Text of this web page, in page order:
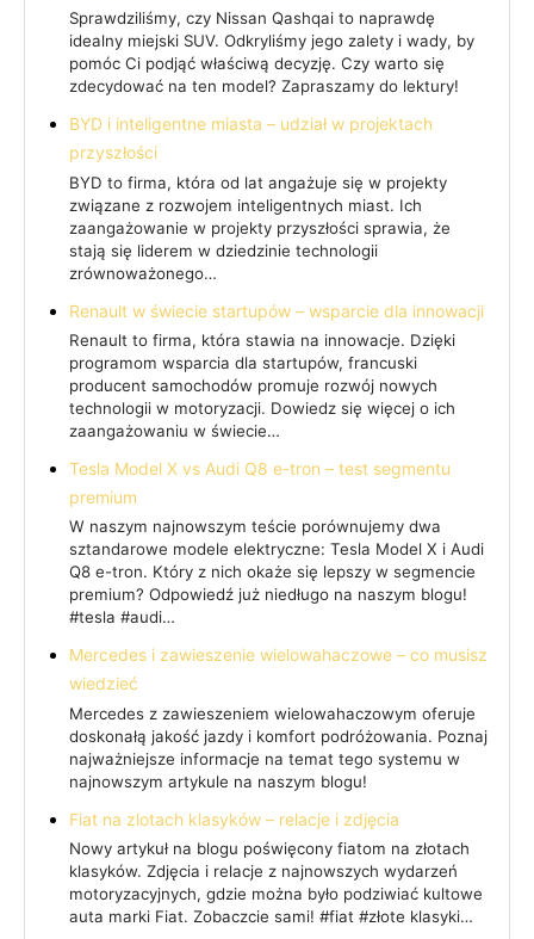
Sprawdziliśmy, czy Nissan Qashqai to naprawdę
idealny miejski SUV. Odkryliśmy jego zalety i wady, by
pomóc Ci podjąć właściwą decyzję. Czy warto się
zdecydować na ten model? Zapraszamy do lektury!
BYD i inteligentne miasta – udział w projektach
przyszłości
BYD to firma, która od lat angażuje się w projekty
związane z rozwojem inteligentnych miast. Ich
zaangażowanie w projekty przyszłości sprawia, że
stają się liderem w dziedzinie technologii
zrównoważonego…
Renault w świecie startupów – wsparcie dla innowacji
Renault to firma, która stawia na innowacje. Dzięki
programom wsparcia dla startupów, francuski
producent samochodów promuje rozwój nowych
technologii w motoryzacji. Dowiedz się więcej o ich
zaangażowaniu w świecie…
Tesla Model X vs Audi Q8 e-tron – test segmentu
premium
W naszym najnowszym teście porównujemy dwa
sztandarowe modele elektryczne: Tesla Model X i Audi
Q8 e-tron. Który z nich okaże się lepszy w segmencie
premium? Odpowiedź już niedługo na naszym blogu!
#tesla #audi…
Mercedes i zawieszenie wielowahaczowe – co musisz
wiedzieć
Mercedes z zawieszeniem wielowahaczowym oferuje
doskonałą jakość jazdy i komfort podróżowania. Poznaj
najważniejsze informacje na temat tego systemu w
najnowszym artykule na naszym blogu!
Fiat na zlotach klasyków – relacje i zdjęcia
Nowy artykuł na blogu poświęcony fiatom na złotach
klasyków. Zdjęcia i relacje z najnowszych wydarzeń
motoryzacyjnych, gdzie można było podziwiać kultowe
auta marki Fiat. Zobaczcie sami! #fiat #złote klasyki…